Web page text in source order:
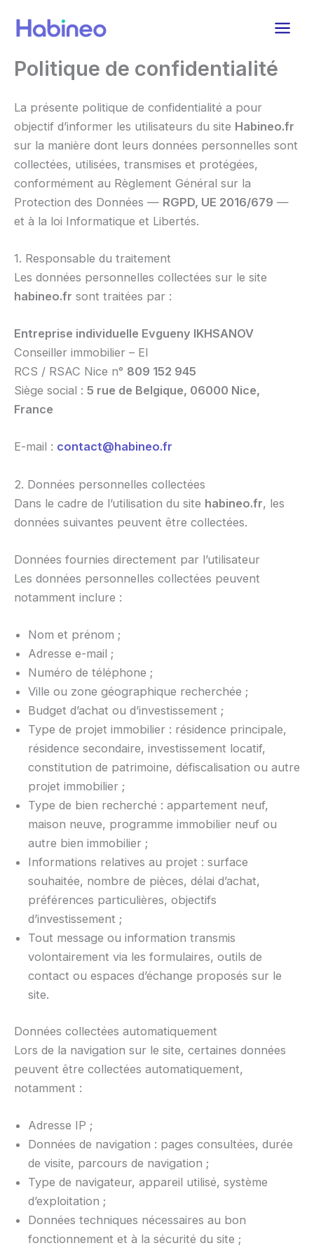
Politique de confidentialité
La présente politique de confidentialité a pour
objectif d’informer les utilisateurs du site Habineo.fr
sur la manière dont leurs données personnelles sont
collectées, utilisées, transmises et protégées,
conformément au Règlement Général sur la
Protection des Données — RGPD, UE 2016/679 —
et à la loi Informatique et Libertés.
1. Responsable du traitement
Les données personnelles collectées sur le site
habineo.fr sont traitées par :
Entreprise individuelle Evgueny IKHSANOV
Conseiller immobilier – EI
RCS / RSAC Nice n° 809 152 945
Siège social : 5 rue de Belgique, 06000 Nice,
France
E-mail : contact@habineo.fr
2. Données personnelles collectées
Dans le cadre de l’utilisation du site habineo.fr, les
données suivantes peuvent être collectées.
Données fournies directement par l’utilisateur
Les données personnelles collectées peuvent
notamment inclure :
Nom et prénom ;
Adresse e-mail ;
Numéro de téléphone ;
Ville ou zone géographique recherchée ;
Budget d’achat ou d’investissement ;
Type de projet immobilier : résidence principale,
résidence secondaire, investissement locatif,
constitution de patrimoine, défiscalisation ou autre
projet immobilier ;
Type de bien recherché : appartement neuf,
maison neuve, programme immobilier neuf ou
autre bien immobilier ;
Informations relatives au projet : surface
souhaitée, nombre de pièces, délai d’achat,
préférences particulières, objectifs
d’investissement ;
Tout message ou information transmis
volontairement via les formulaires, outils de
contact ou espaces d’échange proposés sur le
site.
Données collectées automatiquement
Lors de la navigation sur le site, certaines données
peuvent être collectées automatiquement,
notamment :
Adresse IP ;
Données de navigation : pages consultées, durée
de visite, parcours de navigation ;
Type de navigateur, appareil utilisé, système
d’exploitation ;
Données techniques nécessaires au bon
fonctionnement et à la sécurité du site ;